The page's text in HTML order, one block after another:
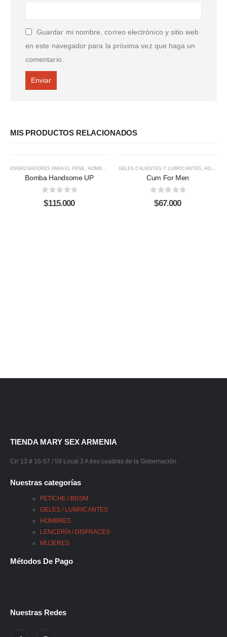
Guardar mi nombre, correo electrónico y sitio web
en este navegador para la próxima vez que haga un
comentario.
MIS PRODUCTOS RELACIONADOS
ENGROSADORES PARA EL PENE, HOMBRES
Bomba Handsome UP
0out of 5
$115.000
GELES CALIENTES Y LUBRICANTES, HOMBRES
Cum For Men
out of 5
$67.000
TIENDA MARY SEX ARMENIA
Crr 13 # 16-57 / 59 Local 3 A tres cuadras de la Gobernación.
Nuestras categorías
FETICHE / BDSM
GELES / LUBRICANTES
HOMBRES
LENCERÍA / DISFRACES
MUJERES
Métodos De Pago
Nuestras Redes